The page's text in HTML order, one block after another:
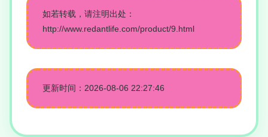
如若转载，请注明出处：
http://www.redantlife.com/product/9.html
更新时间：2026-08-06 22:27:46